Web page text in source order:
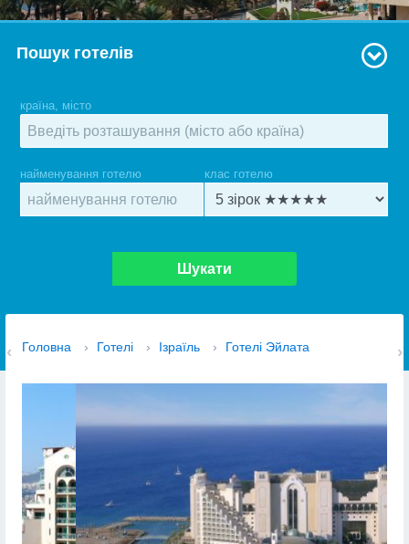
Пошук готелів
країна, місто
найменування готелю клас готелю
Шукати
Головна › Готелі › Ізраїль › Готелі Эйлата